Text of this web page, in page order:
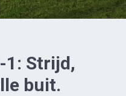
1: Strijd,
buit.